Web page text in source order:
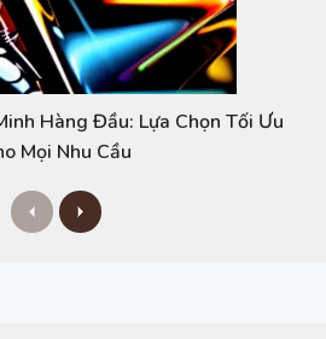
Hàng Đầu: Lựa Chọn Tối Ưu
Mọi Nhu Cầu
P
r
N
e